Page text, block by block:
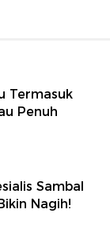
Termasuk
Penuh
Sambal
Nagih!